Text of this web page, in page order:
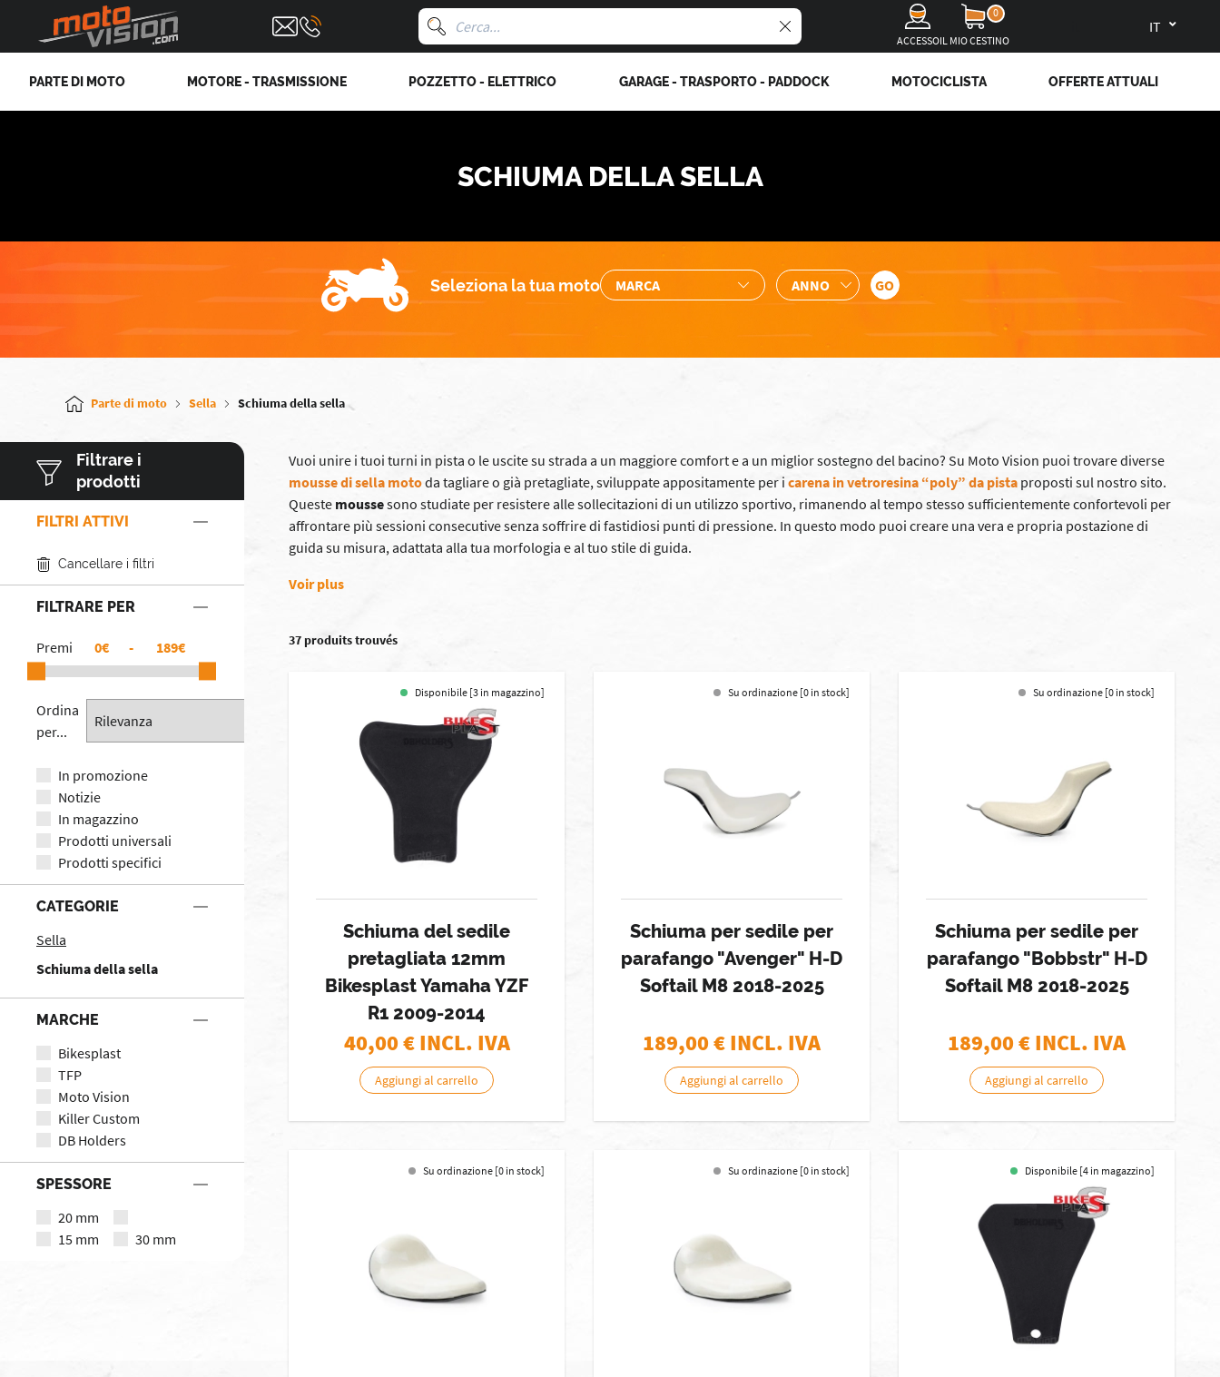
ACCESSO
0
IL MIO CESTINO
PARTE DI MOTO MOTORE - TRASMISSIONE POZZETTO - ELETTRICO GARAGE - TRASPORTO - PADDOCK MOTOCICLISTA OFFERTE ATTUALI
SCHIUMA DELLA SELLA
Seleziona la tua moto
Parte di moto Sella Schiuma della sella
Filtrare i
prodotti
FILTRI ATTIVI
Cancellare i filtri
FILTRARE PER
Premi € - €
Ordina
per...
In promozione
Notizie
In magazzino
Prodotti universali
Prodotti specifici
CATEGORIE
Sella
Schiuma della sella
MARCHE
Bikesplast
TFP
Moto Vision
Killer Custom
DB Holders
SPESSORE
20 mm
15 mm
30 mm
Vuoi unire i tuoi turni in pista o le uscite su strada a un maggiore comfort e a un miglior sostegno del bacino? Su Moto Vision puoi trovare diverse
mousse di sella motoda tagliare o già pretagliate, sviluppate appositamente per icarena in vetroresina “poly” da pista proposti sul nostro sito.
Queste moussesono studiate per resistere alle sollecitazioni di un utilizzo sportivo, rimanendo al tempo stesso sufficientemente confortevoli per
affrontare più sessioni consecutive senza soffrire di fastidiosi punti di pressione. In questo modo puoi creare una vera e propria postazione di
guida su misura, adattata alla tua morfologia e al tuo stile di guida.
Voir plus
37 produits trouvés
Disponibile [3 in magazzino]
Schiuma del sedile
pretagliata 12mm
Bikesplast Yamaha YZF
R1 2009-2014
40,00€ INCL. IVA
Aggiungi al carrello
Su ordinazione [0 in stock]
Schiuma per sedile per
parafango "Avenger" H-D
Softail M8 2018-2025
189,00€ INCL. IVA
Aggiungi al carrello
Su ordinazione [0 in stock]
Schiuma per sedile per
parafango "Bobbstr" H-D
Softail M8 2018-2025
189,00€ INCL. IVA
Aggiungi al carrello
Su ordinazione [0 in stock] Su ordinazione [0 in stock] Disponibile [4 in magazzino]